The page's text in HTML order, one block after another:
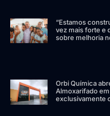
“Estamos
vez mais forte e
sobre melhoria
Orbi Química
Almoxarifado
exclusivamente